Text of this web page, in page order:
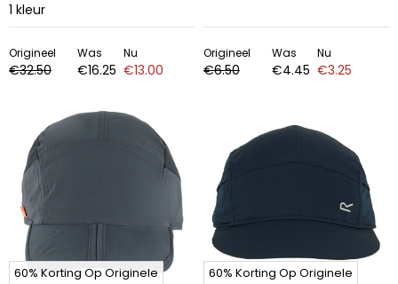
1 kleur
Origineel
€32.50
Was
€16.25
Nu
€13.00
Origineel
€6.50
Was
€4.45
Nu
€3.25
60% Korting Op Originele 60% Korting Op Originele